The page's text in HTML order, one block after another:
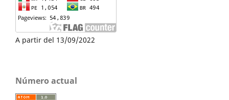
A partir del 13/09/2022
Número actual